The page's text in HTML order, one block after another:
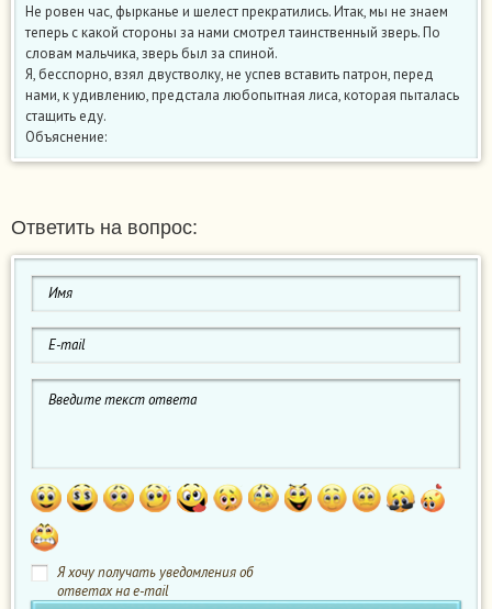
Не ровен час, фырканье и шелест прекратились. Итак, мы не знаем
теперь с какой стороны за нами смотрел таинственный зверь. По
словам мальчика, зверь был за спиной.
Я, бесспорно, взял двустволку, не успев вставить патрон, перед
нами, к удивлению, предстала любопытная лиса, которая пыталась
стащить еду.
Объяснение:
Ответить на вопрос:
Я хочу получать уведомления об
ответах на e-mail